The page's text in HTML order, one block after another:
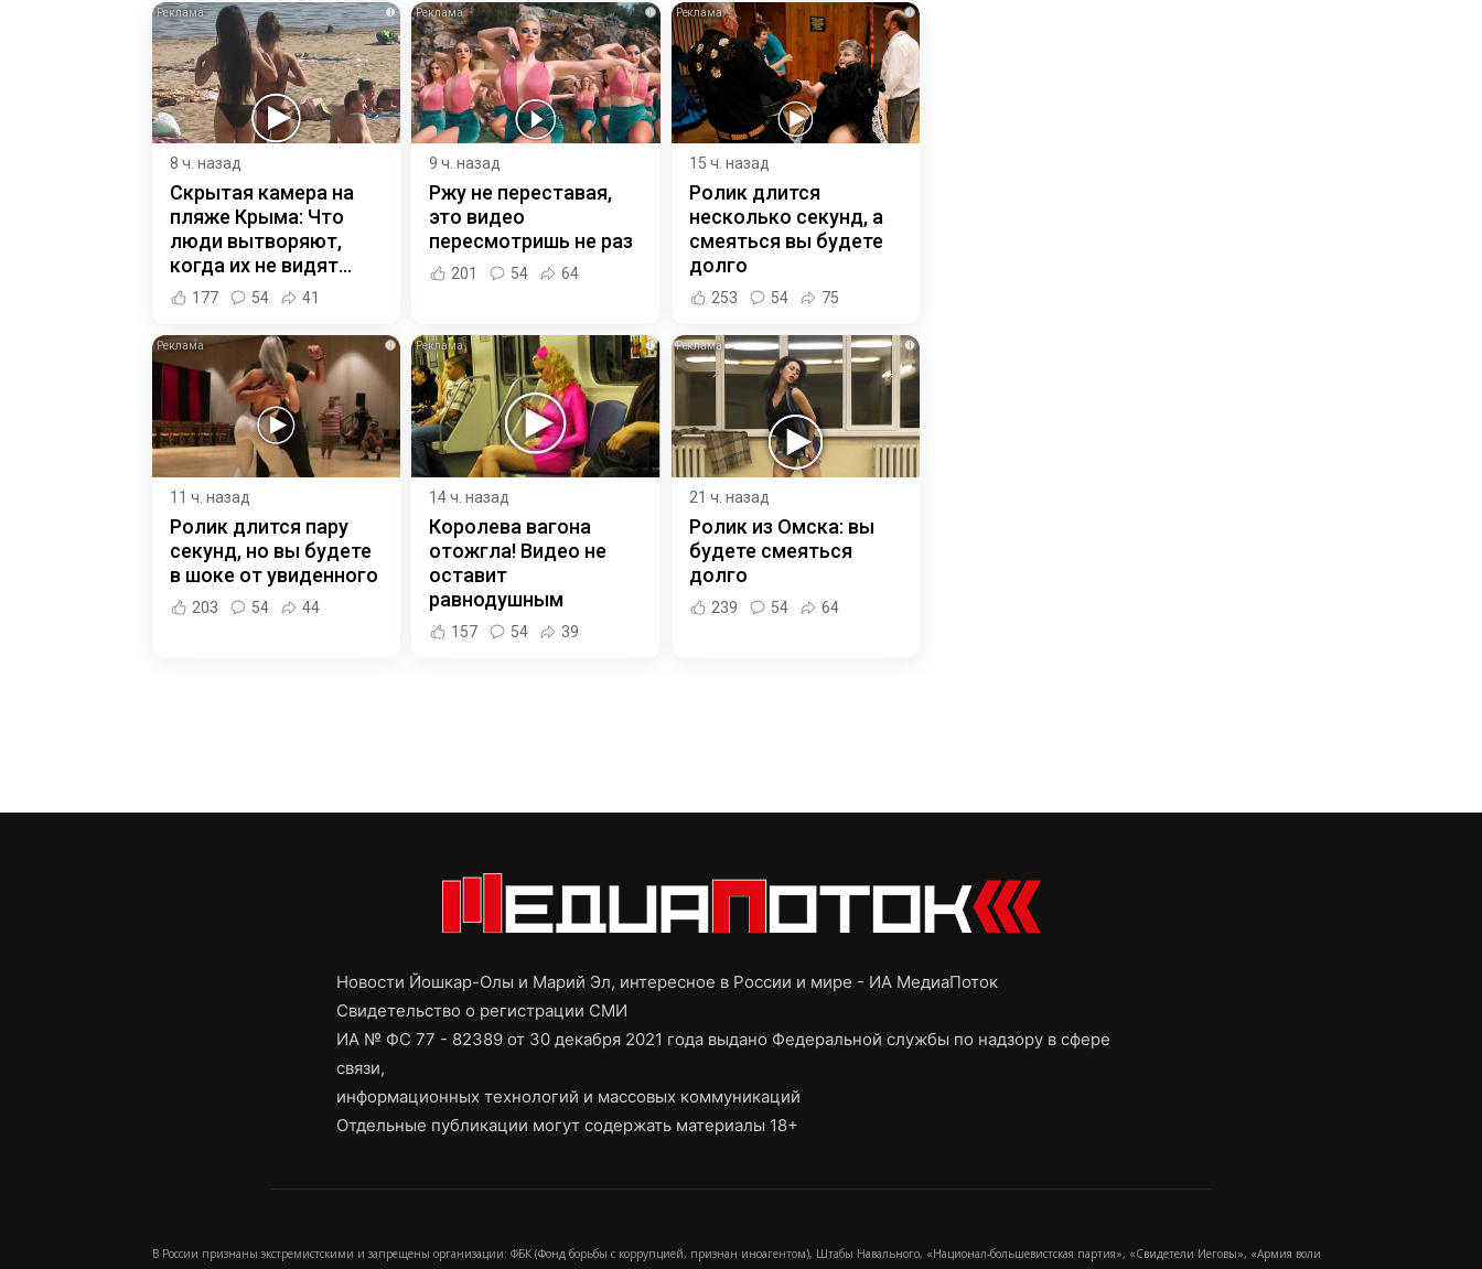
i
8 ч. назад
Скрытая камера на
пляже Крыма: Что
люди вытворяют,
когда их не видят...
177 54 41
i
9 ч. назад
Ржу не переставая,
это видео
пересмотришь не раз
201 54 64
i
15 ч. назад
Ролик длится
несколько секунд, а
смеяться вы будете
долго
253 54 75
i
11 ч. назад
Ролик длится пару
секунд, но вы будете
в шоке от увиденного
203 54 44
i
14 ч. назад
Королева вагона
отожгла! Видео не
оставит
равнодушным
157 54 39
i
21 ч. назад
Ролик из Омска: вы
будете смеяться
долго
239 54 64
Новости Йошкар-Олы и Марий Эл, интересное в России и мире - ИА МедиаПоток
Свидетельство о регистрации СМИ
ИА № ФС 77 - 82389 от 30 декабря 2021 года выдано Федеральной службы по надзору в сфере
связи,
информационных технологий и массовых коммуникаций
Отдельные публикации могут содержать материалы 18+
В России признаны экстремистскими и запрещены организации: ФБК (Фонд борьбы с коррупцией, признан иноагентом), Штабы Навального, «Национал-большевистская партия», «Свидетели Иеговы», «Армия воли